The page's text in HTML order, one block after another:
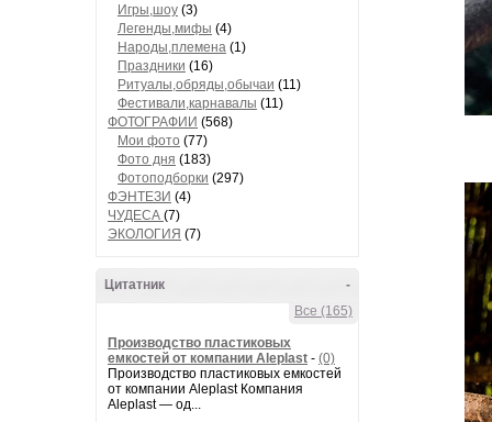
Игры,шоу (3)
Легенды,мифы (4)
Народы,племена (1)
Праздники (16)
Ритуалы,обряды,обычаи (11)
Фестивали,карнавалы (11)
ФОТОГРАФИИ (568)
Мои фото (77)
Фото дня (183)
Фотоподборки (297)
ФЭНТЕЗИ (4)
ЧУДЕСА (7)
ЭКОЛОГИЯ (7)
-
Цитатник
Все (165)
Производство пластиковых
емкостей от компании Aleplast - (0)
Производство пластиковых емкостей
от компании Aleplast Компания
Aleplast — од...